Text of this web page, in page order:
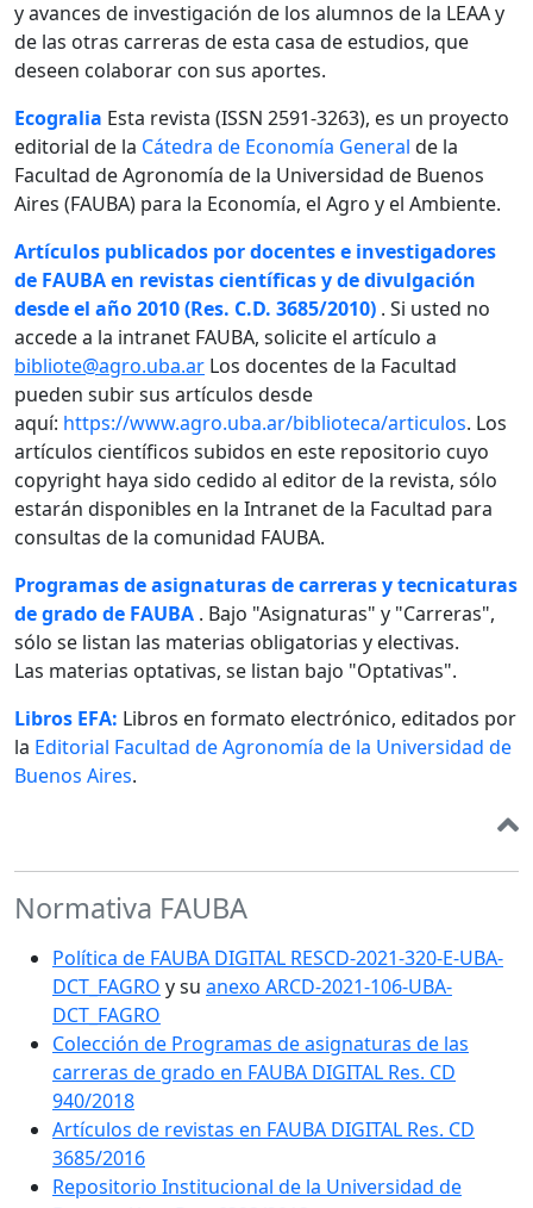
y avances de investigación de los alumnos de la LEAA y
de las otras carreras de esta casa de estudios, que
deseen colaborar con sus aportes.
Ecogralia Esta revista (ISSN 2591-3263), es un proyecto
editorial de la Cátedra de Economía General de la
Facultad de Agronomía de la Universidad de Buenos
Aires (FAUBA) para la Economía, el Agro y el Ambiente.
Artículos publicados por docentes e investigadores
de FAUBA en revistas científicas y de divulgación
desde el año 2010 (Res. C.D. 3685/2010) . Si usted no
accede a la intranet FAUBA, solicite el artículo a
bibliote@agro.uba.ar Los docentes de la Facultad
pueden subir sus artículos desde
aquí: https://www.agro.uba.ar/biblioteca/articulos. Los
artículos científicos subidos en este repositorio cuyo
copyright haya sido cedido al editor de la revista, sólo
estarán disponibles en la Intranet de la Facultad para
consultas de la comunidad FAUBA.
Programas de asignaturas de carreras y tecnicaturas
de grado de FAUBA . Bajo "Asignaturas" y "Carreras",
sólo se listan las materias obligatorias y electivas.
Las materias optativas, se listan bajo "Optativas".
Libros EFA: Libros en formato electrónico, editados por
la Editorial Facultad de Agronomía de la Universidad de
Buenos Aires.
Normativa FAUBA
Política de FAUBA DIGITAL RESCD-2021-320-E-UBA-
DCT_FAGRO y su anexo ARCD-2021-106-UBA-
DCT_FAGRO
Colección de Programas de asignaturas de las
carreras de grado en FAUBA DIGITAL Res. CD
940/2018
Artículos de revistas en FAUBA DIGITAL Res. CD
3685/2016
Repositorio Institucional de la Universidad de